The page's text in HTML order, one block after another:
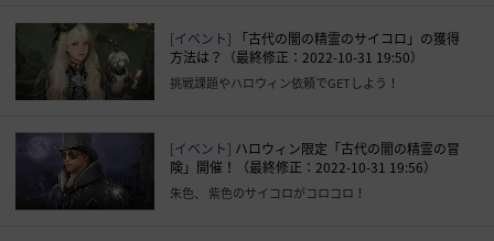
[イベント]
「古代の闇の精霊のサイコロ」の獲得
方法は？（最終修正：2022-10-31 19:50）
挑戦課題やハロウィン依頼でGETしよう！
[イベント] ハロウィン限定「古代の闇の精霊の冒
険」開催！（最終修正：2022-10-31 19:56）
朱色、 紫色のサイコロがコロコロ！